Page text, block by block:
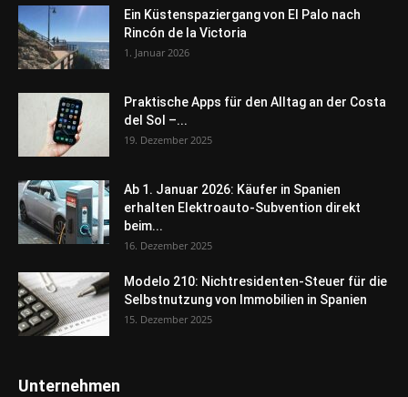
Ein Küstenspaziergang von El Palo nach
Rincón de la Victoria
1. Januar 2026
Praktische Apps für den Alltag an der Costa
del Sol –...
19. Dezember 2025
Ab 1. Januar 2026: Käufer in Spanien
erhalten Elektroauto-Subvention direkt
beim...
16. Dezember 2025
Modelo 210: Nichtresidenten-Steuer für die
Selbstnutzung von Immobilien in Spanien
15. Dezember 2025
Unternehmen